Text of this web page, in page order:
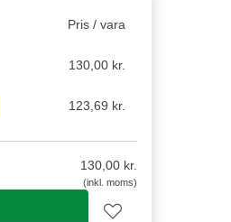
Pris / vara
130,00 kr.
123,69 kr.
130,00kr.
(inkl. moms)